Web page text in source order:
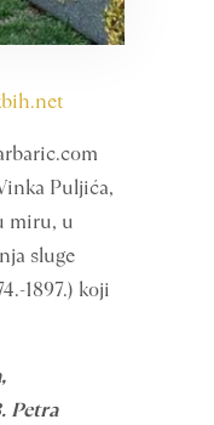
Puljića,
miru, u
sluge
1897.) koji
Petra